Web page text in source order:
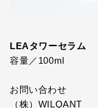
LEAタワーセラム
容量／100ml
お問い合わせ
（株）WILQANT